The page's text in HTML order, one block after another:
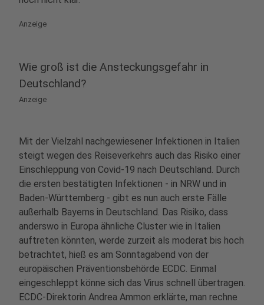
Anzeige
Wie groß ist die Ansteckungsgefahr in
Deutschland?
Anzeige
Mit der Vielzahl nachgewiesener Infektionen in Italien
steigt wegen des Reiseverkehrs auch das Risiko einer
Einschleppung von Covid-19 nach Deutschland. Durch
die ersten bestätigten Infektionen - in NRW und in
Baden-Württemberg - gibt es nun auch erste Fälle
außerhalb Bayerns in Deutschland. Das Risiko, dass
anderswo in Europa ähnliche Cluster wie in Italien
auftreten könnten, werde zurzeit als moderat bis hoch
betrachtet, hieß es am Sonntagabend von der
europäischen Präventionsbehörde ECDC. Einmal
eingeschleppt könne sich das Virus schnell übertragen.
ECDC-Direktorin Andrea Ammon erklärte, man rechne